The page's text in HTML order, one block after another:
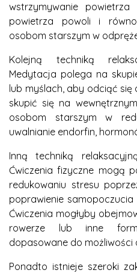
wstrzymywanie
powietrza powoli i
osobom starszym w
Kolejną techniką
Medytacja polega na
lub myślach, aby odciąć
skupić się na
osobom starszym w
uwalnianie endorfin,
Inną techniką
Ćwiczenia fizyczne mogą
redukowaniu stresu
poprawienie
Ćwiczenia mogłyby
rowerze lub inne
dopasowane do
Ponadto istnieje szeroki